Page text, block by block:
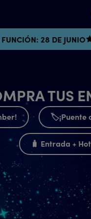
¡SOLO
TUS
🏷️​¡Puente
🧳 Entrada +